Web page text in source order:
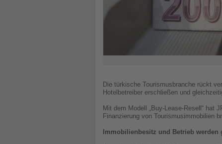
Die türkische Tourismusbranche rückt
Hotelbetreiber erschließen und
Mit dem Modell „Buy-Lease-Resell“
Finanzierung von Tourismusimmobilien
Immobilienbesitz und Betrieb werden